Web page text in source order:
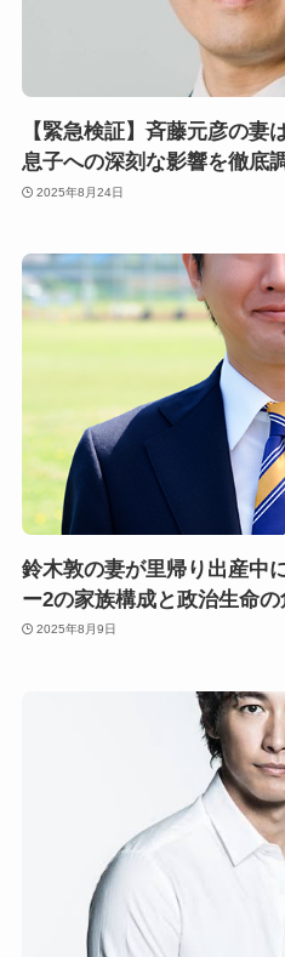
【緊急検証】斉藤元彦の妻
息子への深刻な影響を徹底
2025年8月24日
鈴木敦の妻が里帰り出産中
ー2の家族構成と政治生命の
2025年8月9日